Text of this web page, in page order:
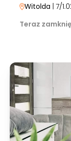
Witolda | 7/
Teraz